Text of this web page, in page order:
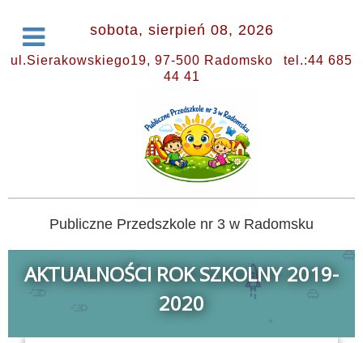
sobota, sierpień 08, 2026
ul.Sierakowskiego19, 97-500 Radomsko
tel.:44 685
44 41
Publiczne Przedszkole nr 3 w Radomsku
AKTUALNOŚCI ROK SZKOLNY 2019-
2020